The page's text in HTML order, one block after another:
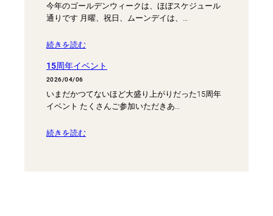
今年のゴールデンウィークは、ほぼスケジュール
通りです 月曜、祝日、ムーンデイは、…
続きを読む
15周年イベント
2026/04/06
いまだかつてないほど大盛り上がりだった15周年
イベント たくさんご参加いただきあ…
続きを読む